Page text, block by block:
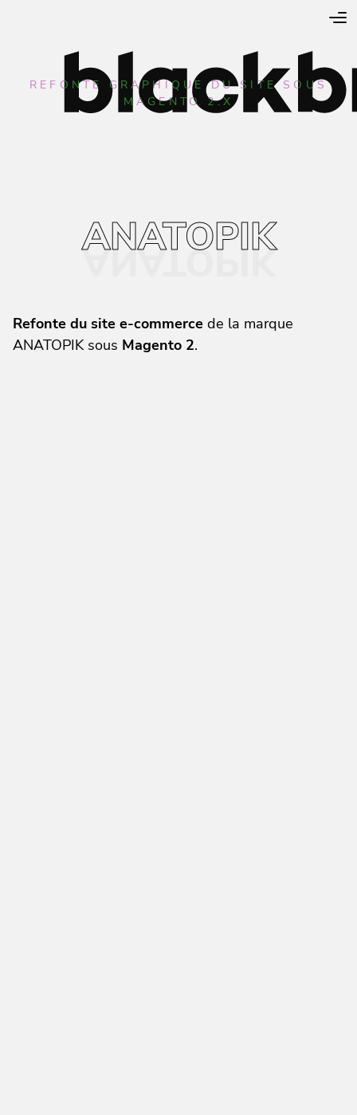
REFONTE GRAPHIQUE DU SITE SOUS
MAGENTO 2.X
ANATOPIK
Refonte du site e-commerce de la marque
ANATOPIK sous Magento 2.